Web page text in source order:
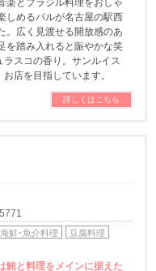
楽とブラジル料理をおしゃ
しめるバルが名古屋の駅西
。広く見渡せる開放感のあ
を踏み入れると賑やかな笑
スコの香り。サンルイス
店を目指しています。
詳しくはこちら
海鮮･魚介料理
豆腐料理
鮪と料理をメインに据えた